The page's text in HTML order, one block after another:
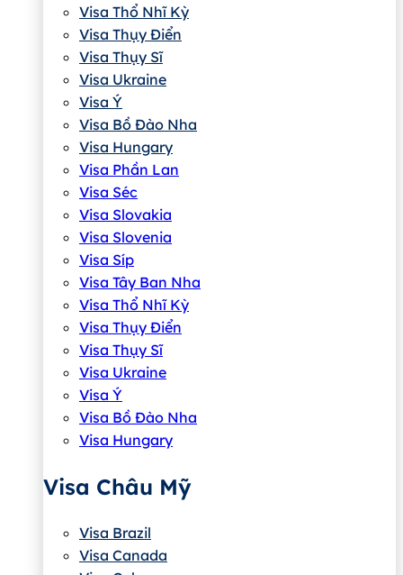
Visa Thổ Nhĩ Kỳ
Visa Thụy Điển
Visa Thụy Sĩ
Visa Ukraine
Visa Ý
Visa Bồ Đào Nha
Visa Hungary
Visa Phần Lan
Visa Séc
Visa Slovakia
Visa Slovenia
Visa Síp
Visa Tây Ban Nha
Visa Thổ Nhĩ Kỳ
Visa Thụy Điển
Visa Thụy Sĩ
Visa Ukraine
Visa Ý
Visa Bồ Đào Nha
Visa Hungary
Visa Châu Mỹ
Visa Brazil
Visa Canada